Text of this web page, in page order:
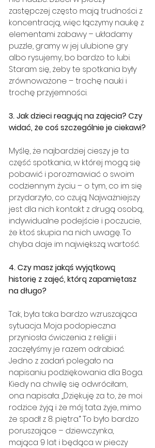
zastępczej często mają trudności z
koncentracją, więc łączymy naukę z
elementami zabawy – układamy
puzzle, gramy w jej ulubione gry
albo rysujemy, bo bardzo to lubi.
Staram się, żeby te spotkania były
zrównoważone – trochę nauki i
trochę przyjemności.
3. Jak dzieci reagują na zajęcia? Czy
widać, że coś szczególnie je ciekawi?
Myślę, że najbardziej cieszy je ta
część spotkania, w której mogą się
pobawić i porozmawiać o swoim
codziennym życiu – o tym, co im się
przydarzyło, co czują. Najważniejszy
jest dla nich kontakt z drugą osobą,
indywidualne podejście i poczucie,
że ktoś skupia na nich uwagę. To
chyba daje im największą wartość.
4. Czy masz jakąś wyjątkową
historię z zajęć, którą zapamiętasz
na długo?
Tak, była taka bardzo wzruszająca
sytuacja. Moja podopieczna
przyniosła ćwiczenia z religii i
zaczęłyśmy je razem odrabiać.
Jedno z zadań polegało na
napisaniu podziękowania dla Boga.
Kiedy na chwilę się odwróciłam,
ona napisała: „Dziękuję za to, że moi
rodzice żyją i że mój tata żyje, mimo
że spadł z 8. piętra.” To było bardzo
poruszające – dziewczynka,
mająca 9 lat i będąca w pieczy